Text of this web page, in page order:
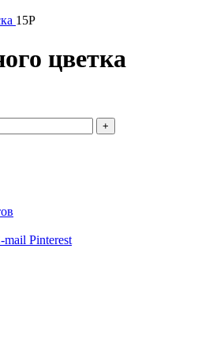
15Р
цветка
mail Pinterest